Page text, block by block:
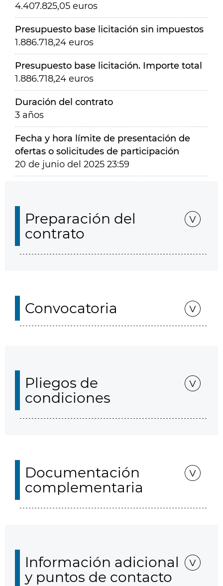
4.407.825,05 euros
Presupuesto base licitación sin impuestos
1.886.718,24 euros
Presupuesto base licitación. Importe total
1.886.718,24 euros
Duración del contrato
3 años
Fecha y hora límite de presentación de
ofertas o solicitudes de participación
20 de junio del 2025 23:59
Preparación del
contrato
Convocatoria
Pliegos de
condiciones
Documentación
complementaria
Información adicional
y puntos de contacto